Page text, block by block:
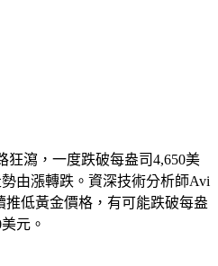
由漲轉跌。資深技術分析師Avi
推低黃金價格，有可能跌破每盎
元。